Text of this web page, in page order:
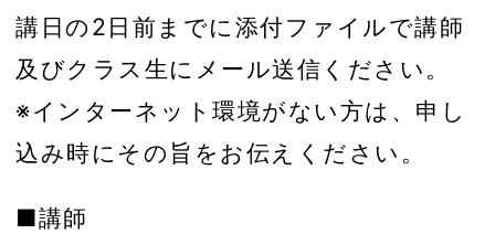
講日の2日前までに添付ファイルで講師
及びクラス生にメール送信ください。
※インターネット環境がない方は、申し
込み時にその旨をお伝えください。
■講師